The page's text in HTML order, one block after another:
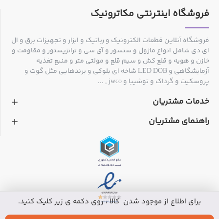
برای اطلاع از موجود شدن کالا ، روی دکمه ی زیر کلیک کنید.
فروشگاه اینترنتی مکاترونیک
فروشگاه آنلاین قطعات الکترونیک و رباتیک و ابزار و تجهیزات برق و ال
ای دی شامل انواع ماژول و سنسور و آی سی و ترانزیستور و مقاومت و
خازن و هویه و قلع کش و سیم قلع و مولتی متر و منبع تغذیه
آزمایشگاهی و LED DOB شاخه ای بلوکی و برندهایی مثل گوت و
پروسکیت و گرداک و توشیبا و jwco , ...
خدمات مشتریان
راهنمای مشتریان